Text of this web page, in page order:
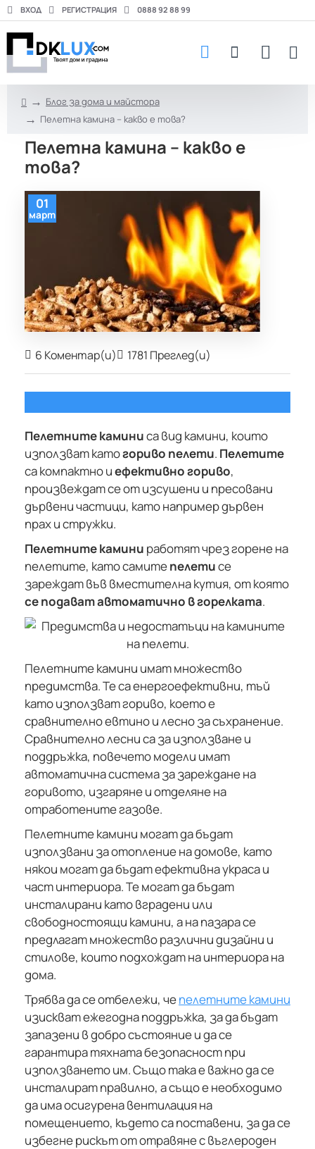
ВХОД РЕГИСТРАЦИЯ 0888 92 88 99
m
e
Блог за дома и майстора
Пелетна камина – какво е това?
Пелетна камина – какво е
това?
01
март
6 Коментар(и) 1781 Преглед(и)
Пелетните каминиса вид камини, които
използват катогориво пелети. Пелетите
са компактно иефективно гориво,
произвеждат се от изсушени и пресовани
дървени частици, като например дървен
прах и стружки.
Пелетните камини работят чрез горене на
пелетите, като самитепелетисе
зареждат във вместителна кутия, от която
се подават автоматично в горелката.
Пелетните камини имат множество
предимства. Те са енергоефективни, тъй
като използват гориво, което е
сравнително евтино и лесно за съхранение.
Сравнително лесни са за използване и
поддръжка, повечето модели имат
автоматична система за зареждане на
горивото, изгаряне и отделяне на
отработените газове.
Пелетните камини могат да бъдат
използвани за отопление на домове, като
някои могат да бъдат ефективна украса и
част интериора. Те могат да бъдат
инсталирани като вградени или
свободностоящи камини, а на пазара се
предлагат множество различни дизайни и
стилове, които подхождат на интериора на
дома.
Трябва да се отбележи, чепелетните камини
изискват ежегодна поддръжка, за да бъдат
запазени в добро състояние и да се
гарантира тяхната безопасност при
използването им. Също така е важно да се
инсталират правилно, а също е необходимо
да има осигурена вентилация на
помещението, където са поставени, за да се
избегне рискът от отравяне с въглероден